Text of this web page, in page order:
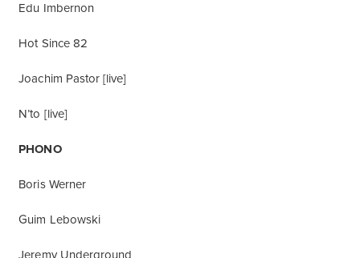
Edu Imbernon
Hot Since 82
Joachim Pastor [live]
N’to [live]
PHONO
Boris Werner
Guim Lebowski
Jeremy Underground